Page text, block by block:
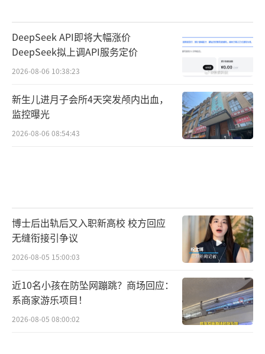
DeepSeek API即将大幅涨价
DeepSeek拟上调API服务定价
2026-08-06 10:38:23
新生儿进月子会所4天突发颅内出血，
监控曝光
2026-08-06 08:54:43
博士后出轨后又入职新高校 校方回应
无缝衔接引争议
2026-08-05 15:00:03
近10名小孩在防坠网蹦跳？商场回应：
系商家游乐项目！
2026-08-05 08:00:02